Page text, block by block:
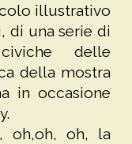
illustrativo
di una serie di
delle
della mostra
in occasione
oh,oh, oh, la